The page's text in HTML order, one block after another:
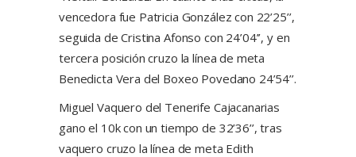
vencedora fue Patricia González con 22’25’’,
seguida de Cristina Afonso con 24’04’’, y en
tercera posición cruzo la línea de meta
Benedicta Vera del Boxeo Povedano 24’54’’.
Miguel Vaquero del Tenerife Cajacanarias
gano el 10k con un tiempo de 32’36’’, tras
vaquero cruzo la línea de meta Edith